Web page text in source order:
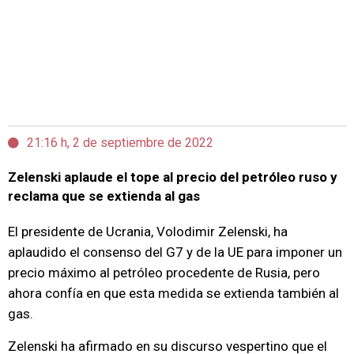
21:16 h, 2 de septiembre de 2022
Zelenski aplaude el tope al precio del petróleo ruso y
reclama que se extienda al gas
El presidente de Ucrania, Volodimir Zelenski, ha
aplaudido el consenso del G7 y de la UE para imponer un
precio máximo al petróleo procedente de Rusia, pero
ahora confía en que esta medida se extienda también al
gas.
Zelenski ha afirmado en su discurso vespertino que el